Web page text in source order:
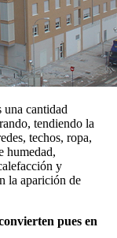
una cantidad
tendiendo la
techos, ropa,
humedad,
y
la aparición de
pues en